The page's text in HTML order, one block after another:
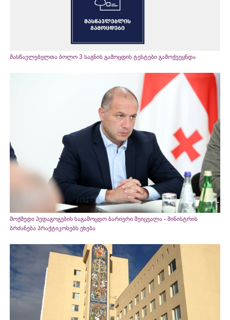
მასწავლებელთა ბოლო 3 საგნის გამოცდის ტესტები გამოქვეყნდა
მოქმედი პედაგოგების საგამოცდო ბარიერი შეიცვალა - მინისტრის
ბრძანება პრაქტიკოსებს ეხება